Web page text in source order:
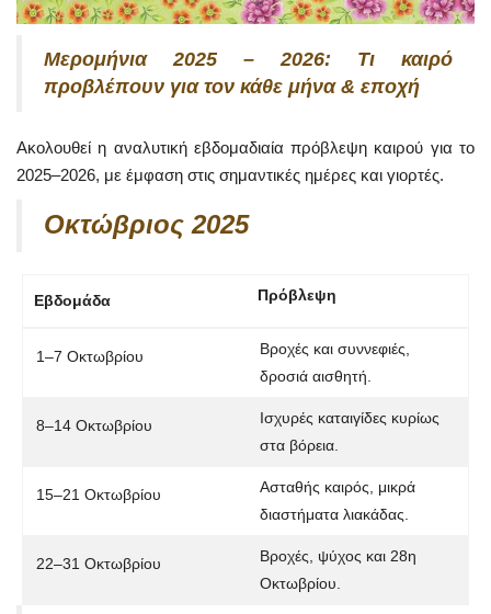
Μερομήνια 2025 – 2026: Τι καιρό
προβλέπουν για τον κάθε μήνα & εποχή
Ακολουθεί η αναλυτική εβδομαδιαία πρόβλεψη καιρού για το
2025–2026, με έμφαση στις σημαντικές ημέρες και γιορτές.
Οκτώβριος 2025
Εβδομάδα Πρόβλεψη
1–7 Οκτωβρίου
Βροχές και συννεφιές,
δροσιά αισθητή.
8–14 Οκτωβρίου
Ισχυρές καταιγίδες κυρίως
στα βόρεια.
15–21 Οκτωβρίου
Ασταθής καιρός, μικρά
διαστήματα λιακάδας.
22–31 Οκτωβρίου Βροχές, ψύχος και 28η
Οκτωβρίου.